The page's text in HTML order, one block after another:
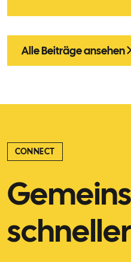
Alle Beiträge ansehen
CONNECT